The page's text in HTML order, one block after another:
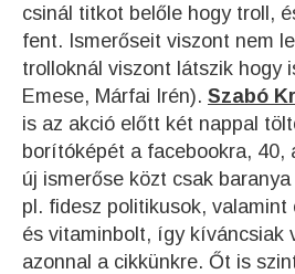
csinál titkot belőle hogy troll,
fent. Ismerőseit viszont nem
trolloknál viszont látszik hogy
Emese, Márfai Irén). Szabó
is az akció előtt két nappal
borítóképét a facebookra, 40,
új ismerőse közt csak
pl. fidesz politikusok, valamint
és vitaminbolt, így kíváncsiak
azonnal a cikkünkre. Őt is